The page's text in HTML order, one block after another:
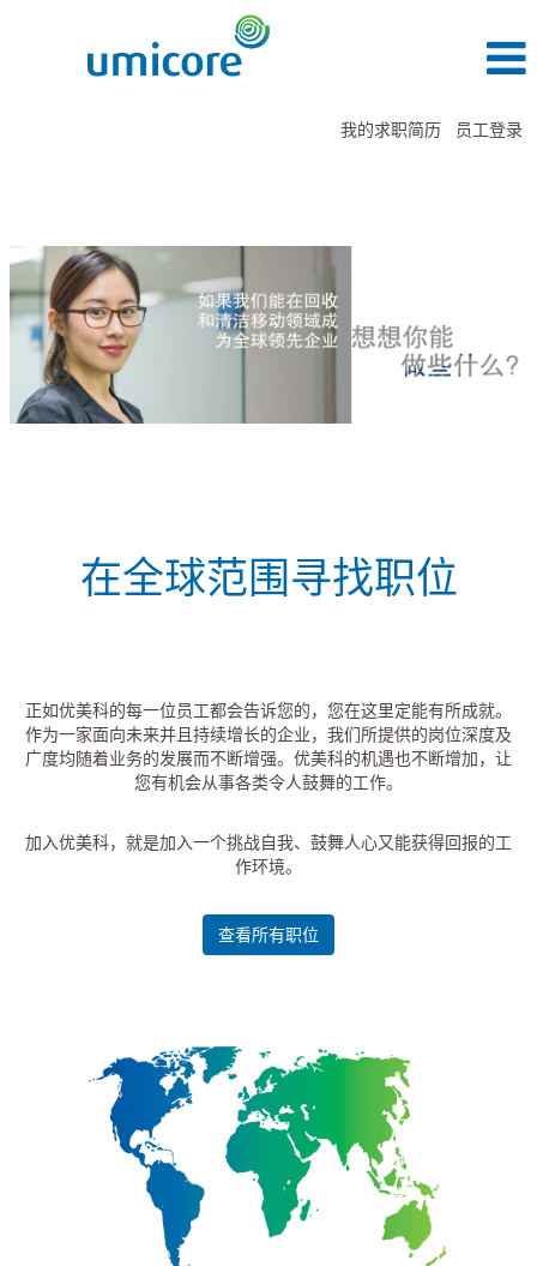
我的求职简历 员工登录
在全球范围寻找职位
正如优美科的每一位员工都会告诉您的，您在这里定能有所成就。
作为一家面向未来并且持续增长的企业，我们所提供的岗位深度及
广度均随着业务的发展而不断增强。优美科的机遇也不断增加，让
您有机会从事各类令人鼓舞的工作。
加入优美科，就是加入一个挑战自我、鼓舞人心又能获得回报的工
作环境。
查看所有职位